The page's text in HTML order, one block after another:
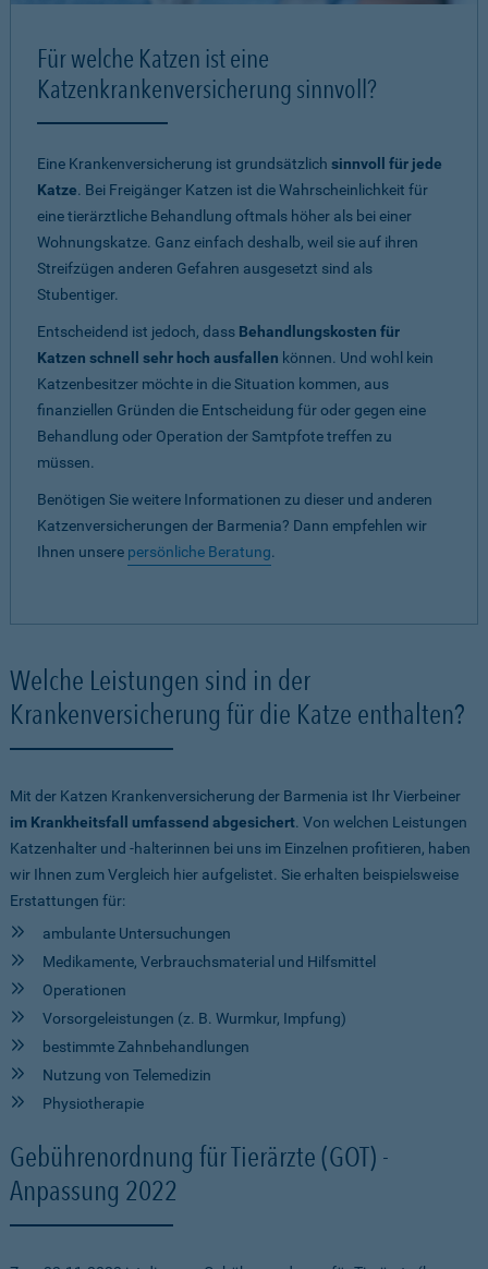
Für welche Katzen ist eine
Katzenkrankenversicherung sinnvoll?
Eine Krankenversicherung ist grundsätzlich sinnvoll für jede
Katze. Bei Freigänger Katzen ist die Wahrscheinlichkeit für
eine tierärztliche Behandlung oftmals höher als bei einer
Wohnungskatze. Ganz einfach deshalb, weil sie auf ihren
Streifzügen anderen Gefahren ausgesetzt sind als
Stubentiger.
Entscheidend ist jedoch, dass Behandlungskosten für
Katzen schnell sehr hoch ausfallen können. Und wohl kein
Katzenbesitzer möchte in die Situation kommen, aus
finanziellen Gründen die Entscheidung für oder gegen eine
Behandlung oder Operation der Samtpfote treffen zu
müssen.
Benötigen Sie weitere Informationen zu dieser und anderen
Katzenversicherungen der Barmenia? Dann empfehlen wir
Ihnen unsere persönliche Beratung.
Welche Leistungen sind in der
Krankenversicherung für die Katze enthalten?
Mit der Katzen Krankenversicherung der Barmenia ist Ihr Vierbeiner
im Krankheitsfall umfassend abgesichert. Von welchen Leistungen
Katzenhalter und -halterinnen bei uns im Einzelnen profitieren, haben
wir Ihnen zum Vergleich hier aufgelistet. Sie erhalten beispielsweise
Erstattungen für:
ambulante Untersuchungen
Medikamente, Verbrauchsmaterial und Hilfsmittel
Operationen
Vorsorgeleistungen (z. B. Wurmkur, Impfung)
bestimmte Zahnbehandlungen
Nutzung von Telemedizin
Physiotherapie
Gebührenordnung für Tierärzte (GOT) -
Anpassung 2022